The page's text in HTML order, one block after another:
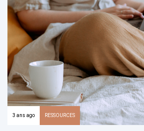
3 ans ago RESSOURCES